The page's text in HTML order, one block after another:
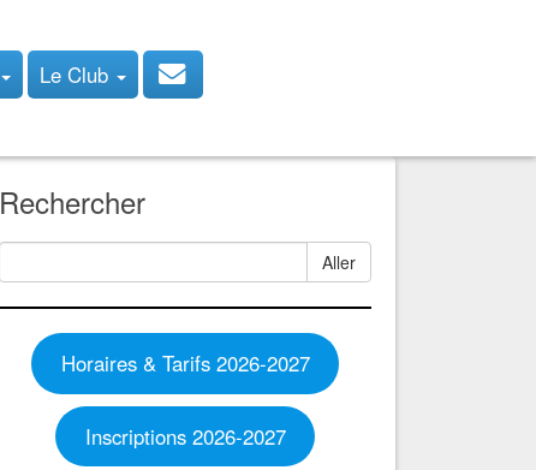
Le Club
Rechercher
Aller
Horaires & Tarifs 2026-2027
Inscriptions 2026-2027